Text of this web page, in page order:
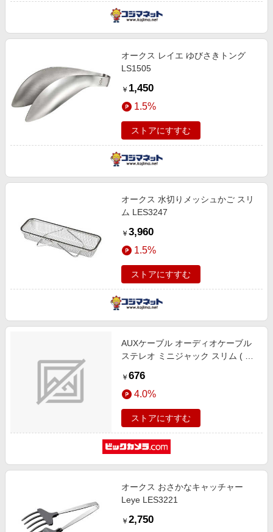
オークス レイエ ゆびさきトング
LS1505
￥ 1,450
1.5%
ストアにすすむ
オークス 水切りメッシュかご スリ
ム LES3247
￥ 3,960
1.5%
ストアにすすむ
AUXケーブル オーディオケーブル
ステレオ ミニジャック スリム ( 3
ストレート φ 3.5mm カーナビ １ｍ
ブラック 黒 AX-35M10BK ブラック
￥ 676
4.0%
ストアにすすむ
オークス おさかなキャッチャー
Leye LES3221
￥ 2,750